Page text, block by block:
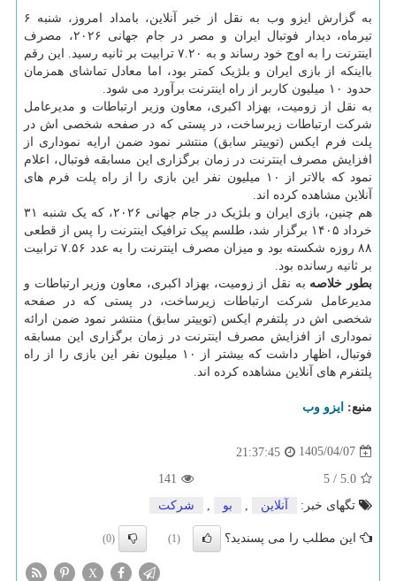
به گزارش ایزو وب به نقل از خبر آنلاین، بامداد امروز، شنبه ۶
تیرماه، دیدار فوتبال ایران و مصر در جام جهانی ۲۰۲۶، مصرف
اینترنت را به اوج خود رساند و به ۷.۲۰ ترابیت بر ثانیه رسید. این رقم
بااینکه از بازی ایران و بلژیک کمتر بود، اما معادل تماشای همزمان
حدود ۱۰ میلیون کاربر از راه اینترنت برآورد می شود.
به نقل از زومیت، بهزاد اکبری، معاون وزیر ارتباطات و مدیرعامل
شرکت ارتباطات زیرساخت، در پستی که در صفحه شخصی اش در
پلت فرم ایکس (توییتر سابق) منتشر نمود ضمن ارایه نموداری از
افزایش مصرف اینترنت در زمان برگزاری این مسابقه فوتبال، اعلام
نمود که بالاتر از ۱۰ میلیون نفر این بازی را از راه پلت فرم های
آنلاین مشاهده کرده اند.
هم چنین، بازی ایران و بلژیک در جام جهانی ۲۰۲۶، که یک شنبه ۳۱
خرداد ۱۴۰۵ برگزار شد، طلسم پیک ترافیک اینترنت را پس از قطعی
۸۸ روزه شکسته بود و میزان مصرف اینترنت را به عدد ۷.۵۶ ترابیت
بر ثانیه رسانده بود.
بطور خلاصه به نقل از زومیت، بهزاد اکبری، معاون وزیر ارتباطات و
مدیرعامل شرکت ارتباطات زیرساخت، در پستی که در صفحه
شخصی اش در پلتفرم ایکس (توییتر سابق) منتشر نمود ضمن ارائه
نموداری از افزایش مصرف اینترنت در زمان برگزاری این مسابقه
فوتبال، اظهار داشت که بیشتر از ۱۰ میلیون نفر این بازی را از راه
پلتفرم های آنلاین مشاهده کرده اند.
منبع: ایزو وب
1405/04/07
21:37:45
5.0
/
5
141
تگهای خبر:
آنلاین , بو , شركت
این مطلب را می پسندید؟ (1)
(0)
X